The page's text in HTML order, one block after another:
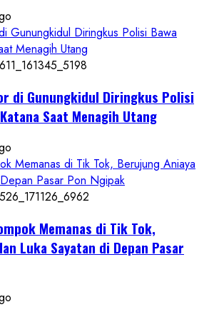
Gunungkidul Diringkus Polisi Bawa
Menagih Utang
di Gunungkidul Diringkus Polisi
Saat Menagih Utang
Memanas di Tik Tok, Berujung Aniaya
Pasar Pon Ngipak
Memanas di Tik Tok,
Luka Sayatan di Depan Pasar